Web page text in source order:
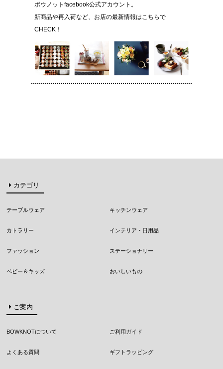
ボウノットfacebook公式アカウント。
新商品や再入荷など、お店の最新情報はこちらで
CHECK！
カテゴリ
テーブルウェア キッチンウェア
カトラリー インテリア・日用品
ファッション ステーショナリー
ベビー＆キッズ おいしいもの
ご案内
BOWKNOTについて ご利用ガイド
よくある質問 ギフトラッピング